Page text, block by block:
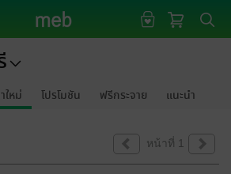
ใหม่ โปรโมชัน ฟรีกระจาย แนะนำ
หน้าที่ 1